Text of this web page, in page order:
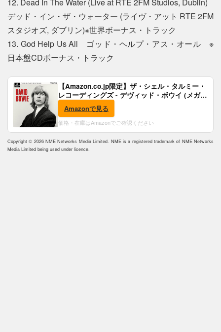
12. Dead In The Water (Live at RTE 2FM Studios, Dublin)
デッド・イン・ザ・ウォーター (ライヴ・アット RTE 2FM
スタジオズ, ダブリン)※世界ボーナス・トラック
13. God Help Us All ゴッド・ヘルプ・アス・オール ※
日本盤CDボーナス・トラック
【Amazon.co.jp限定】ザ・シェル・タルミー・
レコーディングズ - デヴィッド・ボウイ (メガジ
ャケ付)
Amazonで見る
価格・在庫はAmazonでご確認ください
Copyright © 2026 NME Networks Media Limited. NME is a registered trademark of NME Networks
Media Limited being used under licence.